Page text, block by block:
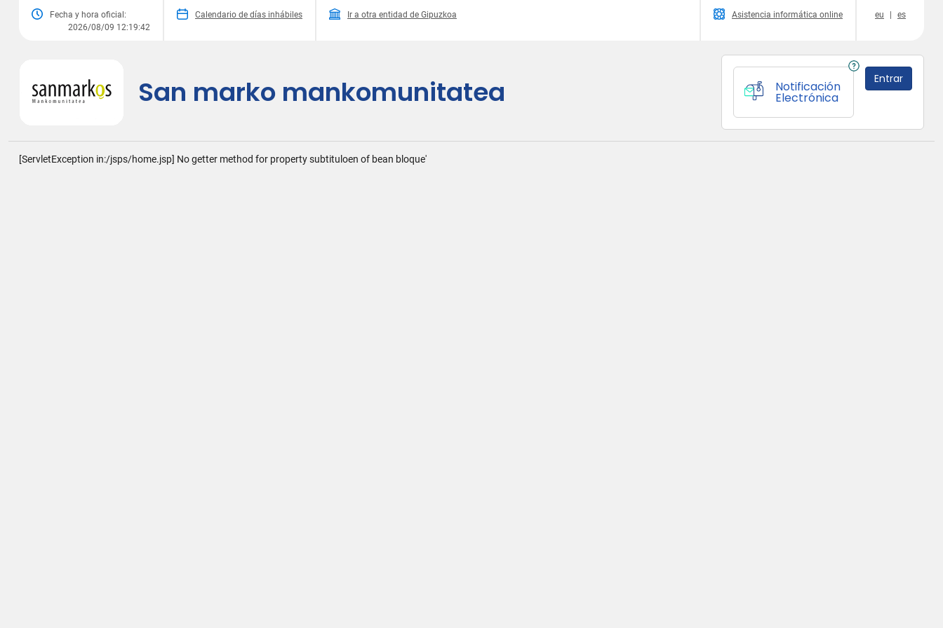
San marko mankomunitatea Notificación
Electrónica
Entrar
Fecha y hora oficial:
2026/08/09 12:19:42
Calendario de días inhábiles Ir a otra entidad de Gipuzkoa Asistencia informática online eu es
[ServletException in:/jsps/home.jsp] No getter method for property subtituloen of bean bloque'